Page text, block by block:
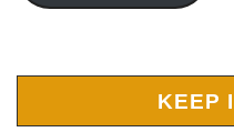
KEEP